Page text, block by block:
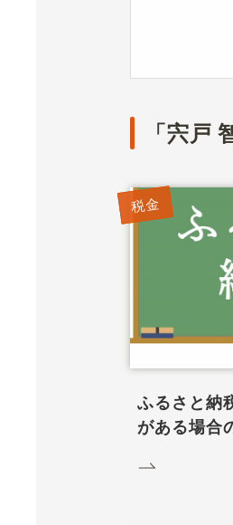
宍戸
税金
ふるさと納
がある場合